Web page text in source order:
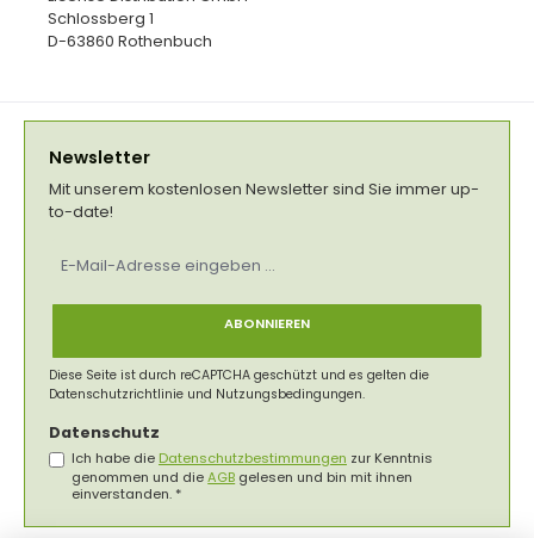
Schlossberg 1
D-63860 Rothenbuch
Newsletter
Mit unserem kostenlosen Newsletter sind Sie immer up-
to-date!
Mail-
ABONNIEREN
Diese Seite ist durch reCAPTCHA geschützt und es gelten die
Datenschutzrichtlinie und Nutzungsbedingungen.
Datenschutz
Ich habe die Datenschutzbestimmungen zur Kenntnis
genommen und dieAGB gelesen und bin mit ihnen
einverstanden. *